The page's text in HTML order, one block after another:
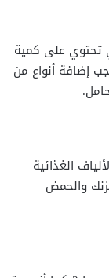
تحتوي على كمية
إضافة أنواع من
الغذائية
والحمض